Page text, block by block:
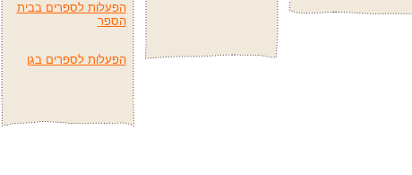
הפעלות לספרים בבית
הספר
הפעלות לספרים בגן